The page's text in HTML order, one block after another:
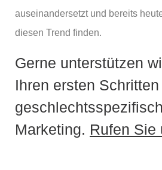
auseinandersetzt und bereits
diesen Trend finden.
Gerne unterstützen
Ihren ersten
Marketing. Rufen Sie